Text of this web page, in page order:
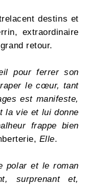
destins et
extraordinaire
retour.
pour ferrer son
le cœur, tant
est manifeste,
la vie et lui donne
frappe bien
Elle.
polar et le roman
surprenant et,